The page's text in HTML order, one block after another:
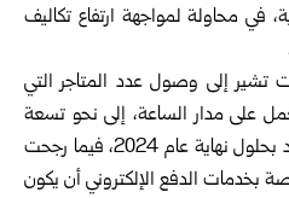
في محاولة لمواجهة ارتفاع تكاليف
تشير إلى وصول عدد المتاجر التي
على مدار ‏الساعة، إلى نحو تسعة
آلاف متجر في مختلف أنحاء البلاد بحلول نهاية عام 2024، فيما رجحت
الدفع الإلكتروني أن يكون